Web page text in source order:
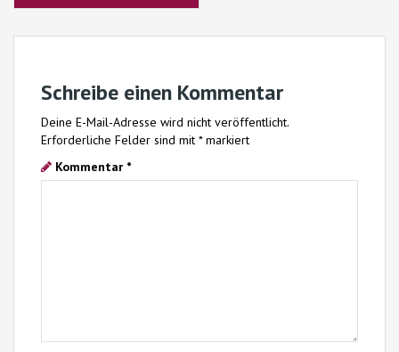
Schreibe einen Kommentar
Deine E-Mail-Adresse wird nicht veröffentlicht.
Erforderliche Felder sind mit *markiert
Kommentar *